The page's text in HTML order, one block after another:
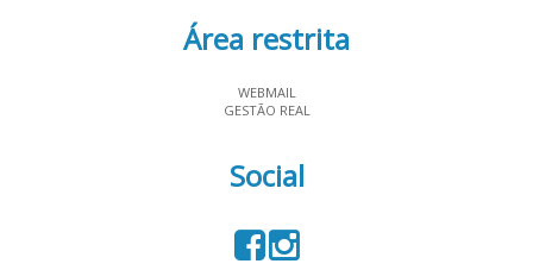
Área restrita
WEBMAIL
GESTÃO REAL
Social